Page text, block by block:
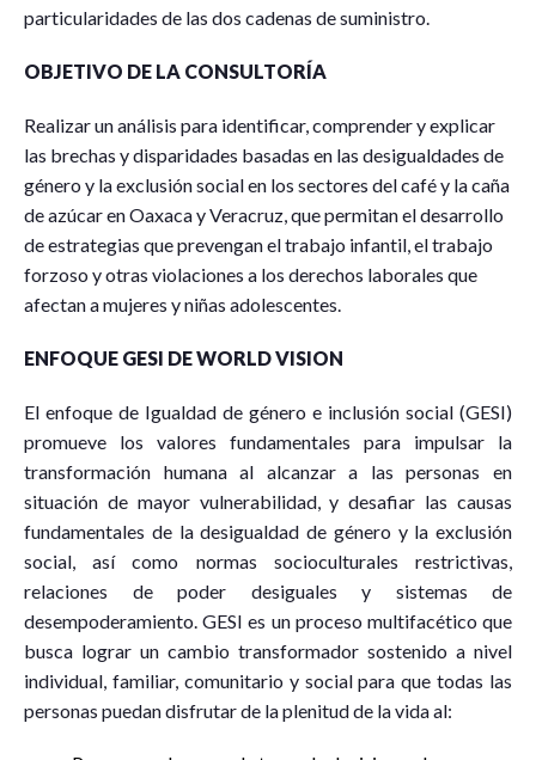
particularidades de las dos cadenas de suministro.
OBJETIVO DE LA CONSULTORÍA
Realizar un análisis para identificar, comprender y explicar
las brechas y disparidades basadas en las desigualdades de
género y la exclusión social en los sectores del café y la caña
de azúcar en Oaxaca y Veracruz, que permitan el desarrollo
de estrategias que prevengan el trabajo infantil, el trabajo
forzoso y otras violaciones a los derechos laborales que
afectan a mujeres y niñas adolescentes.
ENFOQUE GESI DE WORLD VISION
El enfoque de Igualdad de género e inclusión social (GESI)
promueve los valores fundamentales para impulsar la
transformación humana al alcanzar a las personas en
situación de mayor vulnerabilidad, y desafiar las causas
fundamentales de la desigualdad de género y la exclusión
social, así como normas socioculturales restrictivas,
relaciones de poder desiguales y sistemas de
desempoderamiento. GESI es un proceso multifacético que
busca lograr un cambio transformador sostenido a nivel
individual, familiar, comunitario y social para que todas las
personas puedan disfrutar de la plenitud de la vida al: